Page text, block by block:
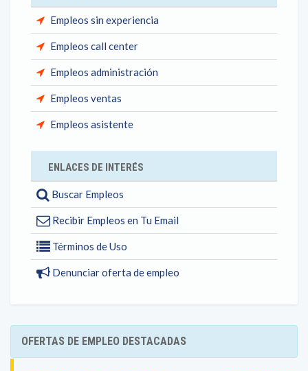
Empleos sin experiencia
Empleos call center
Empleos administración
Empleos ventas
Empleos asistente
ENLACES DE INTERÉS
Buscar Empleos
Recibir Empleos en Tu Email
Términos de Uso
Denunciar oferta de empleo
OFERTAS DE EMPLEO DESTACADAS